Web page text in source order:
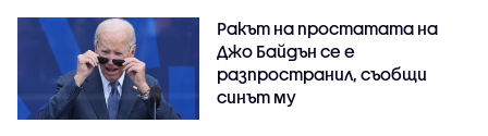
Ракът на простатата на
Джо Байдън се е
разпространил, съобщи
синът му